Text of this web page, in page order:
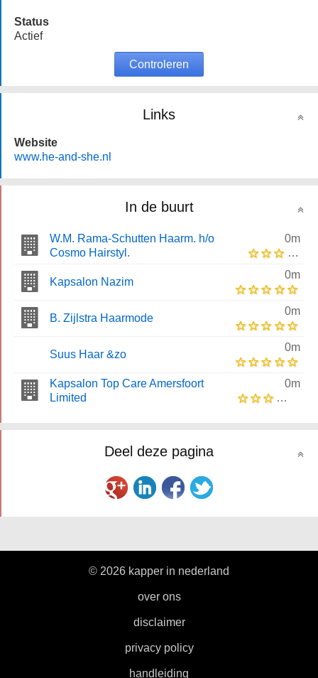
Status
Actief
Controleren
Links
Website
www.he-and-she.nl
In de buurt
W.M. Rama-Schutten Haarm. h/o
Cosmo Hairstyl.
0m
Kapsalon Nazim
0m
B. Zijlstra Haarmode
0m
Suus Haar &zo
0m
Kapsalon Top Care Amersfoort
Limited
0m
Deel deze pagina
© 2026 kapper in nederland
over ons
disclaimer
privacy policy
handleiding